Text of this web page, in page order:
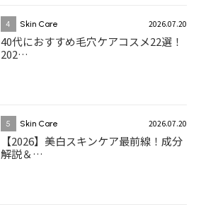
4 Skin Care 2026.07.20
40代におすすめ毛穴ケアコスメ22選！
202…
5 Skin Care 2026.07.20
【2026】美白スキンケア最前線！成分
解説＆…